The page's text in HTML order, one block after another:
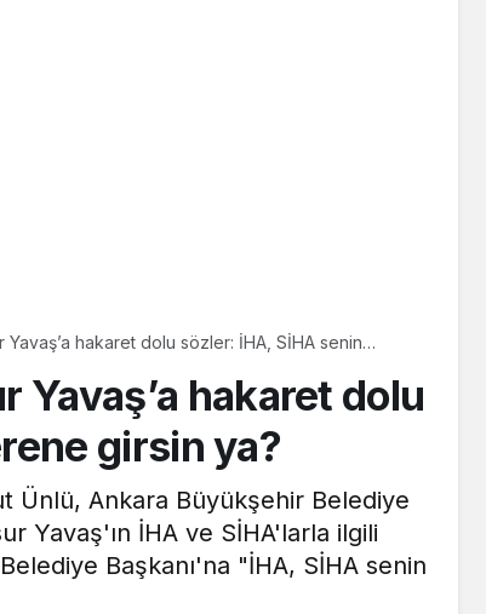
Yavaş’a hakaret dolu sözler: İHA, SİHA senin
Yavaş’a hakaret dolu
girsin ya?
Ünlü, Ankara Büyükşehir Belediye
Yavaş'ın İHA ve SİHA'larla ilgili
Başkanı'na "İHA, SİHA senin
Tam ölçüsüyle
pastaneye taş çıkartır:
Şekerpare tarifi